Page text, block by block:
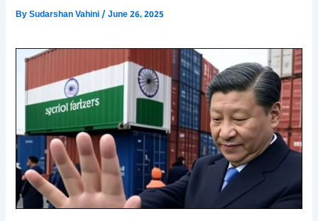
BySudarshan Vahini/June 26, 2025